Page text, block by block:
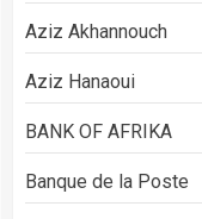
Aziz Akhannouch
Aziz Hanaoui
BANK OF AFRIKA
Banque de la Poste